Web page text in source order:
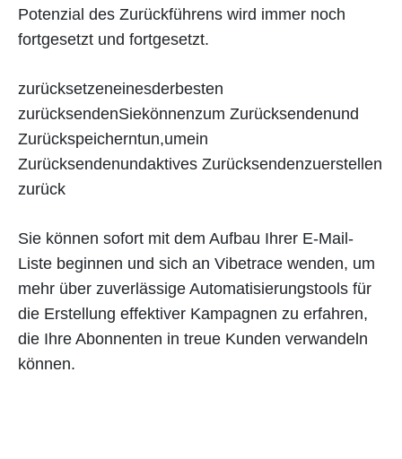
Potenzial des Zurückführens wird immer noch
fortgesetzt und fortgesetzt.
zurücksetzeneinesderbesten
zurücksendenSiekönnenzum Zurücksendenund
Zurückspeicherntun,umein
Zurücksendenundaktives Zurücksendenzuerstellen
zurück
Sie können sofort mit dem Aufbau Ihrer E-Mail-
Liste beginnen und sich an Vibetrace wenden, um
mehr über zuverlässige Automatisierungstools für
die Erstellung effektiver Kampagnen zu erfahren,
die Ihre Abonnenten in treue Kunden verwandeln
können.